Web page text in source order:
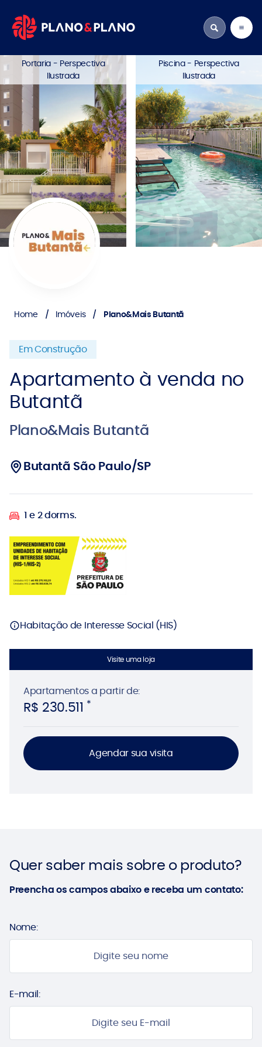
Portaria - Perspectiva
Ilustrada
Piscina - Perspectiva
Ilustrada
Home Imóveis Plano&Mais Butantã
Em Construção
Apartamento à venda no
Butantã
Plano&Mais Butantã
Butantã São Paulo/SP
1 e 2 dorms.
Habitação de Interesse Social (HIS)
Visite uma loja
Apartamentosa partir de:
R$ 230.511 *
Agendar sua visita
Quer saber mais sobre o produto?
Preencha os campos abaixo e receba um contato:
Nome:
E-mail: